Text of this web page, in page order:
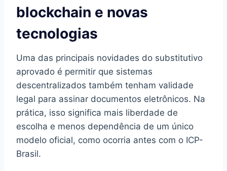
blockchain e novas
tecnologias
Uma das principais novidades do substitutivo
aprovado é permitir que sistemas
descentralizados também tenham validade
legal para assinar documentos eletrônicos. Na
prática, isso significa mais liberdade de
escolha e menos dependência de um único
modelo oficial, como ocorria antes com o ICP-
Brasil.